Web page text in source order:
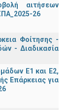
αιτήσεων
26
Φοίτησης -
- Διαδικασία
Ε1 και Ε2,
Επάρκειας για